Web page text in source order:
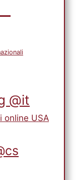
@it
online USA